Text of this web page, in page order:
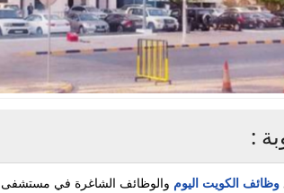
:
وظائف الكويت اليوم والوظائف الشاغرة في ‏مستشفى